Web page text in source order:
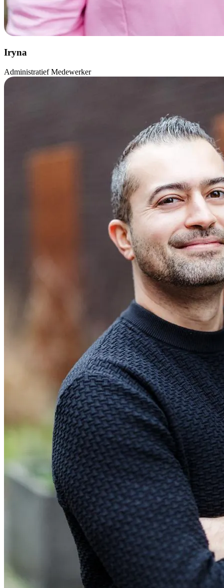
Iryna
Administratief Medewerker